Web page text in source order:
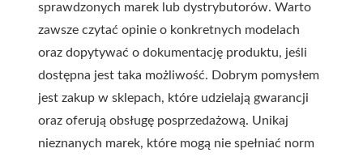
sprawdzonych marek lub dystrybutorów. Warto
zawsze czytać opinie o konkretnych modelach
oraz dopytywać o dokumentację produktu, jeśli
dostępna jest taka możliwość. Dobrym pomysłem
jest zakup w sklepach, które udzielają gwarancji
oraz oferują obsługę posprzedażową. Unikaj
nieznanych marek, które mogą nie spełniać norm